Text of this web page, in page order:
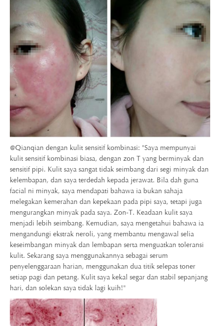
@Qianqian dengan kulit sensitif kombinasi: "Saya mempunyai
kulit sensitif kombinasi biasa, dengan zon T yang berminyak dan
sensitif pipi. Kulit saya sangat tidak seimbang dari segi minyak dan
kelembapan, dan saya terdedah kepada jerawat. Bila dah guna
facial ni minyak, saya mendapati bahawa ia bukan sahaja
melegakan kemerahan dan kepekaan pada pipi saya, tetapi juga
mengurangkan minyak pada saya. Zon-T. Keadaan kulit saya
menjadi lebih seimbang. Kemudian, saya mengetahui bahawa ia
mengandungi ekstrak neroli, yang membantu mengawal selia
keseimbangan minyak dan lembapan serta menguatkan toleransi
kulit. Sekarang saya menggunakannya sebagai serum
penyelenggaraan harian, menggunakan dua titik selepas toner
setiap pagi dan petang. Kulit saya kekal segar dan stabil sepanjang
hari, dan solekan saya tidak lagi kuih!"